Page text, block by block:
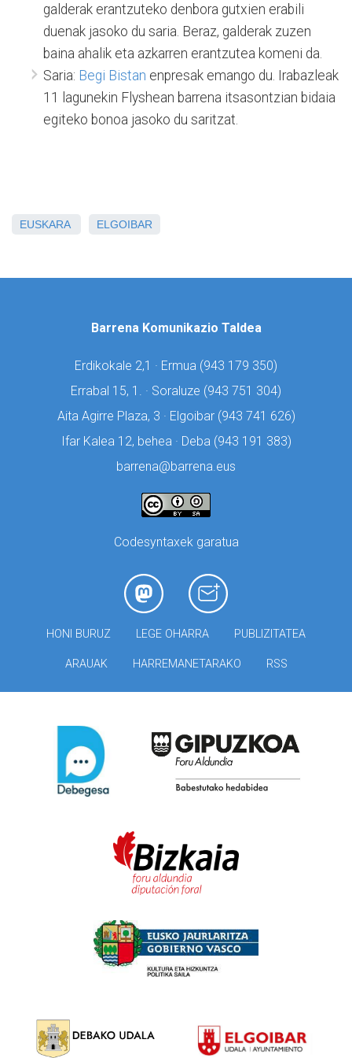
galderak erantzuteko denbora gutxien erabili
duenak jasoko du saria. Beraz, galderak zuzen
baina ahalik eta azkarren erantzutea komeni da.
Saria: Begi Bistan enpresak emango du. Irabazleak
11 lagunekin Flyshean barrena itsasontzian bidaia
egiteko bonoa jasoko du saritzat.
EUSKARA ELGOIBAR
Barrena Komunikazio Taldea
Erdikokale 2,1 · Ermua (943 179 350)
Errabal 15, 1. · Soraluze (943 751 304)
Aita Agirre Plaza, 3 · Elgoibar (943 741 626)
Ifar Kalea 12, behea · Deba (943 191 383)
barrena@barrena.eus
Codesyntaxek garatua
HONI BURUZ LEGE OHARRA PUBLIZITATEA
ARAUAK HARREMANETARAKO RSS